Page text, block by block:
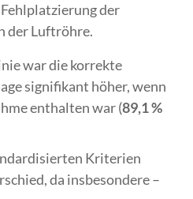
der
der Luftröhre.
war die korrekte
signifikant höher, wenn
enthalten war (89,1 %
Kriterien
da insbesondere –